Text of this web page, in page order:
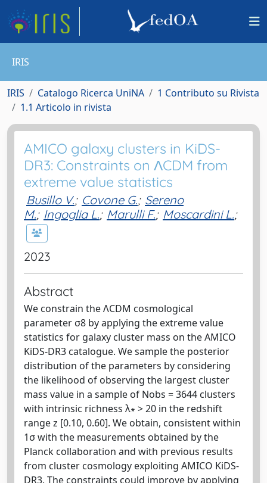
IRIS
IRIS Catalogo Ricerca UniNA
1 Contributo su Rivista
1.1 Articolo in rivista
AMICO galaxy clusters in KiDS-
DR3: Constraints on ΛCDM from
extreme value statistics
Busillo V.; Covone G.; Sereno
M.; Ingoglia L.; Marulli F.; Moscardini L.;
2023
Abstract
We constrain the ΛCDM cosmological
parameter σ8 by applying the extreme value
statistics for galaxy cluster mass on the AMICO
KiDS-DR3 catalogue. We sample the posterior
distribution of the parameters by considering
the likelihood of observing the largest cluster
mass value in a sample of Nobs = 3644 clusters
with intrinsic richness λ∗ > 20 in the redshift
range z [0.10, 0.60]. We obtain, consistent within
1σ with the measurements obtained by the
Planck collaboration and with previous results
from cluster cosmology exploiting AMICO KiDS-
DR3. The constraints could improve by applying